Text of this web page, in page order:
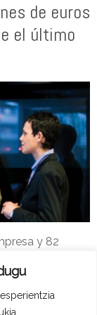
de euros
el último
y 82
Read more